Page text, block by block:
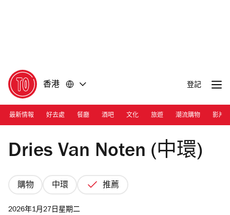
香港 登記
最新情報 好去處 餐廳 酒吧 文化 旅遊 潮流購物 影片
Photograph: Courtesy Dries Van Noten
Dries Van Noten (中環)
購物 中環 推薦
2026年1月27日星期二